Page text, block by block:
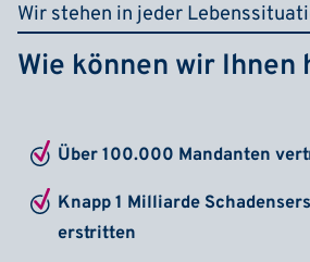
Wir stehen in jeder
Wie können wir Ihnen
Über 100.000 Mandanten
Knapp 1 Milliarde
erstritten